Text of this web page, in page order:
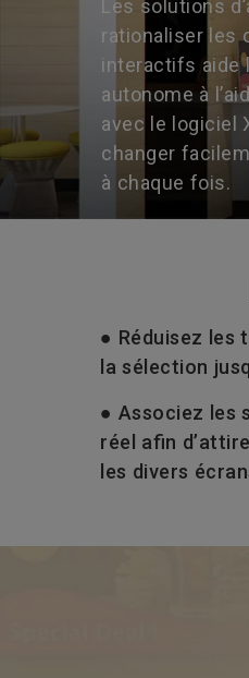
Les solutions
rationaliser les
interactifs aide
autonome à
avec le logiciel
changer
à chaque fois.
● Réduisez les
la sélection
● Associez les
réel afin
les divers